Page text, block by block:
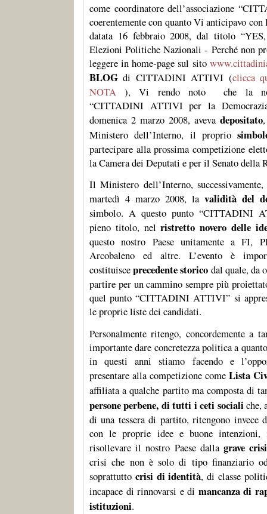
come coordinatore dell’associazione
coerentemente con quanto Vi anticipavo
datata 16 febbraio 2008, dal titolo
Elezioni Politiche Nazionali - Perché non
leggere in home-page sul sito
BLOG di CITTADINI ATTIVI (clicca
NOTA ), Vi rendo noto
che la
“CITTADINI ATTIVI per la
domenica 2 marzo 2008, aveva depositato
Ministero dell’Interno, il proprio
partecipare alla prossima competizione
la Camera dei Deputati e per il Senato della
Il Ministero dell’Interno, successivamente,
martedì 4 marzo 2008, la validità del
simbolo. A questo punto “CITTADINI
pieno titolo, nelristretto novero delle
questo nostro Paese unitamente a FI,
Arcobaleno ed altre. L’evento è
costituisceprecedente storico dal quale, da
partire per un cammino sempre più
quel punto “CITTADINI ATTIVI” si
le proprie liste dei candidati.
Personalmente ritengo, concordemente a
importante dare concretezza politica a
in questi anni stiamo facendo e
presentare alla competizione come Lista
affiliata a qualche partito ma composta di
persone perbene, di tutti i ceti socialiche,
di una tessera di partito, ritengono invece
con le proprie idee e buone intenzioni,
risollevare il nostro Paese dallagrave crisi
crisi che non è solo di tipo finanziario
soprattutto crisi di identità, di classe
incapace di rinnovarsi e di mancanza di
istituzioni.